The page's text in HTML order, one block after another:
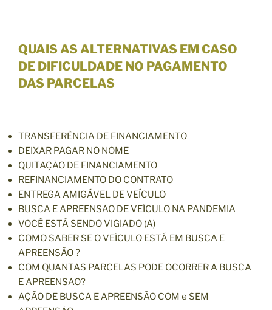
QUAIS AS ALTERNATIVAS EM CASO
DE DIFICULDADE NO PAGAMENTO
DAS PARCELAS
TRANSFERÊNCIA DE FINANCIAMENTO
DEIXAR PAGAR NO NOME
QUITAÇÃO DE FINANCIAMENTO
REFINANCIAMENTO DO CONTRATO
ENTREGA AMIGÁVEL DE VEÍCULO
BUSCA E APREENSÃO DE VEÍCULO NA PANDEMIA
VOCÊ ESTÁ SENDO VIGIADO (A)
COMO SABER SE O VEÍCULO ESTÁ EM BUSCA E
APREENSÃO ?
COM QUANTAS PARCELAS PODE OCORRER A BUSCA
E APREENSÃO?
AÇÃO DE BUSCA E APREENSÃO COM e SEM